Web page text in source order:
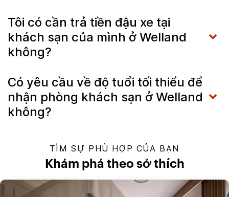
Tôi có cần trả tiền đậu xe tại
khách sạn của mình ở Welland
không?
Có yêu cầu về độ tuổi tối thiểu để
nhận phòng khách sạn ở Welland
không?
TÌM SỰ PHÙ HỢP CỦA BẠN
Khám phá theo sở thích